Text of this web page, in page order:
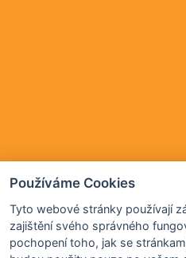
Používáme Cookies
Tyto webové stránky používají
zajištění svého správného
pochopení toho, jak se